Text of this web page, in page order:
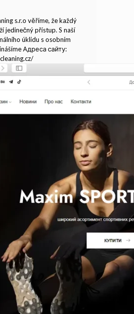
s.r.o věříme, že každý
jedinečný přístup. S naší
úklidu s osobním
Адреса сайту: